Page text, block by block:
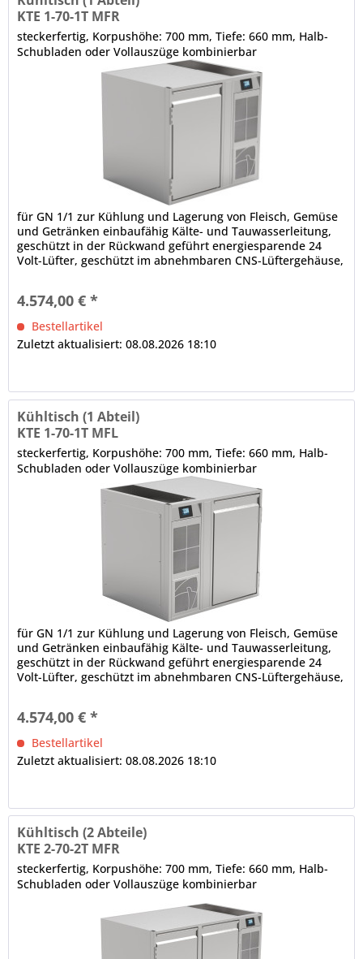
KTE 1-70-1T MFR
steckerfertig, Korpushöhe: 700 mm, Tiefe: 660 mm, Halb-
Schubladen oder Vollauszüge kombinierbar
für GN 1/1 zur Kühlung und Lagerung von Fleisch, Gemüse
und Getränken einbaufähig Kälte- und Tauwasserleitung,
geschützt in der Rückwand geführt energiesparende 24
Volt-Lüfter, geschützt im abnehmbaren CNS-Lüftergehäuse,
Ladenblätter, selbstschließend, Scharnier für...
4.574,00 € *
Bestellartikel
Zuletzt aktualisiert: 08.08.2026 18:10
Kühltisch (1 Abteil)
KTE 1-70-1T MFL
steckerfertig, Korpushöhe: 700 mm, Tiefe: 660 mm, Halb-
Schubladen oder Vollauszüge kombinierbar
für GN 1/1 zur Kühlung und Lagerung von Fleisch, Gemüse
und Getränken einbaufähig Kälte- und Tauwasserleitung,
geschützt in der Rückwand geführt energiesparende 24
Volt-Lüfter, geschützt im abnehmbaren CNS-Lüftergehäuse,
Ladenblätter, selbstschließend, Scharnier für...
4.574,00 € *
Bestellartikel
Zuletzt aktualisiert: 08.08.2026 18:10
Kühltisch (2 Abteile)
KTE 2-70-2T MFR
steckerfertig, Korpushöhe: 700 mm, Tiefe: 660 mm, Halb-
Schubladen oder Vollauszüge kombinierbar